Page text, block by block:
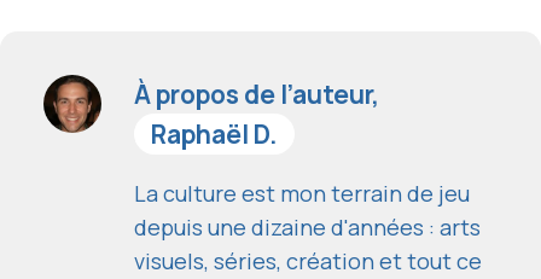
À propos de l’auteur,
Raphaël D.
La culture est mon terrain de jeu
depuis une dizaine d'années : arts
visuels, séries, création et tout ce